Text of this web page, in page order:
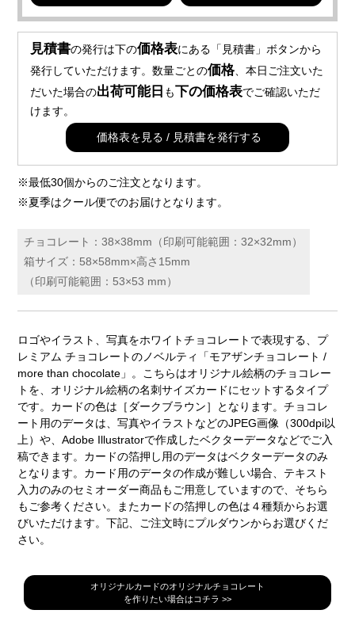
見積書の発行は下の価格表にある「見積書」ボタンから
発行していただけます。数量ごとの価格、本日ご注文いた
だいた場合の出荷可能日 も下の価格表でご確認いただ
けます。
価格表を見る / 見積書を発行する
※最低30個からのご注文となります。
※夏季はクール便でのお届けとなります。
チョコレート：38×38mm（印刷可能範囲：32×32mm）
箱サイズ：58×58mm×高さ15mm
（印刷可能範囲：53×53 mm）
ロゴやイラスト、写真をホワイトチョコレートで表現する、プ
レミアム チョコレートのノベルティ「モアザンチョコレート /
more than chocolate」。こちらはオリジナル絵柄のチョコレー
トを、オリジナル絵柄の名刺サイズカードにセットするタイプ
です。カードの色は［ダークブラウン］となります。チョコレ
ート用のデータは、写真やイラストなどのJPEG画像（300dpi以
上）や、Adobe Illustratorで作成したベクターデータなどでご入
稿できます。カードの箔押し用のデータはベクターデータのみ
となります。カード用のデータの作成が難しい場合、テキスト
入力のみのセミオーダー商品もご用意していますので、そちら
もご参考ください。またカードの箔押しの色は４種類からお選
びいただけます。下記、ご注文時にプルダウンからお選びくだ
さい。
オリジナルカードのオリジナルチョコレート
を作りたい場合はコチラ >>